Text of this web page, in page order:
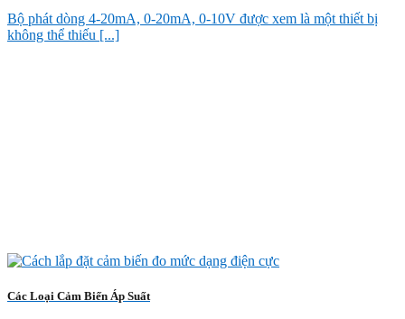
Bộ phát dòng 4-20mA, 0-20mA, 0-10V được xem là một thiết bị
không thể thiếu [...]
Các Loại Cảm Biến Áp Suất